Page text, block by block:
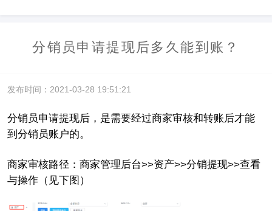
分销员申请提现后多久能到账？
发布时间：2021-03-28 19:51:21
分销员申请提现后，是需要经过商家审核和转账后才能
到分销员账户的。
商家审核路径：商家管理后台>>资产>>分销提现>>查看
与操作（见下图）